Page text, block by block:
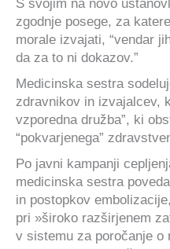
S svojim na novo
zgodnje posege, za
morale izvajati, “vendar
da za to ni dokazov.”
Medicinska sestra
zdravnikov in izvajalcev,
vzporedna družba”, ki
“pokvarjenega”
Po javni kampanji
medicinska sestra
in postopkov
pri »široko razširjenem
v sistemu za poročanje o